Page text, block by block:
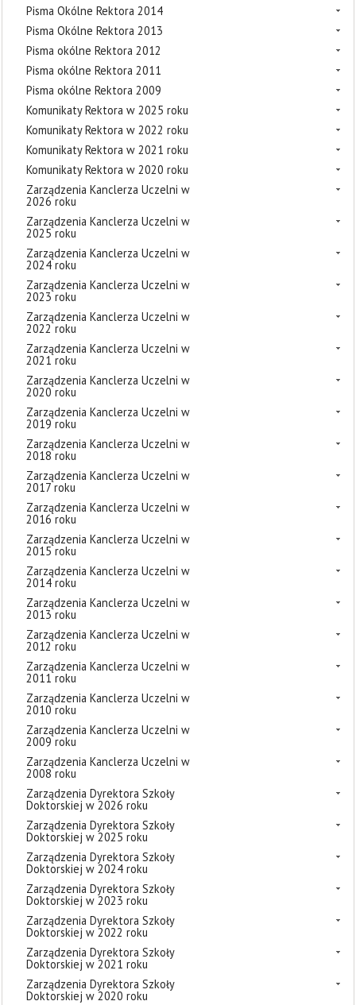
Pisma Okólne Rektora 2014
Pisma Okólne Rektora 2013
Pisma okólne Rektora 2012
Pisma okólne Rektora 2011
Pisma okólne Rektora 2009
Komunikaty Rektora w 2025 roku
Komunikaty Rektora w 2022 roku
Komunikaty Rektora w 2021 roku
Komunikaty Rektora w 2020 roku
Zarządzenia Kanclerza Uczelni w
2026 roku
Zarządzenia Kanclerza Uczelni w
2025 roku
Zarządzenia Kanclerza Uczelni w
2024 roku
Zarządzenia Kanclerza Uczelni w
2023 roku
Zarządzenia Kanclerza Uczelni w
2022 roku
Zarządzenia Kanclerza Uczelni w
2021 roku
Zarządzenia Kanclerza Uczelni w
2020 roku
Zarządzenia Kanclerza Uczelni w
2019 roku
Zarządzenia Kanclerza Uczelni w
2018 roku
Zarządzenia Kanclerza Uczelni w
2017 roku
Zarządzenia Kanclerza Uczelni w
2016 roku
Zarządzenia Kanclerza Uczelni w
2015 roku
Zarządzenia Kanclerza Uczelni w
2014 roku
Zarządzenia Kanclerza Uczelni w
2013 roku
Zarządzenia Kanclerza Uczelni w
2012 roku
Zarządzenia Kanclerza Uczelni w
2011 roku
Zarządzenia Kanclerza Uczelni w
2010 roku
Zarządzenia Kanclerza Uczelni w
2009 roku
Zarządzenia Kanclerza Uczelni w
2008 roku
Zarządzenia Dyrektora Szkoły
Doktorskiej w 2026 roku
Zarządzenia Dyrektora Szkoły
Doktorskiej w 2025 roku
Zarządzenia Dyrektora Szkoły
Doktorskiej w 2024 roku
Zarządzenia Dyrektora Szkoły
Doktorskiej w 2023 roku
Zarządzenia Dyrektora Szkoły
Doktorskiej w 2022 roku
Zarządzenia Dyrektora Szkoły
Doktorskiej w 2021 roku
Zarządzenia Dyrektora Szkoły
Doktorskiej w 2020 roku